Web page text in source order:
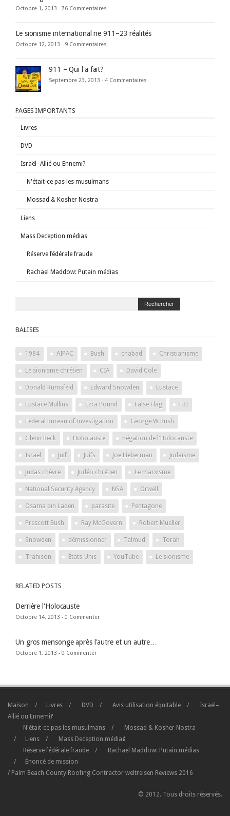
Octobre 1, 2013 - 76 Commentaires
Le sionisme international ne 911–23 réalités
Octobre 12, 2013 - 9 Commentaires
911 – Qui l'a fait?
Septembre 23, 2013 - 4 Commentaires
PAGES IMPORTANTS
Livres
DVD
Israël–Allié ou Ennemi?
N'était-ce pas les musulmans
Mossad & Kosher Nostra
Liens
Mass Deception médias
Réserve fédérale fraude
Rachael Maddow: Putain médias
BALISES
1984 AIPAC Bush chabad Christianisme
Le sionisme chrétien CIA David Cole
Donald Rumsfeld Edward Snowden Eustace
Eustace Mullins Ezra Pound False Flag FBI
Federal Bureau of Investigation George W Bush
Glenn Beck Holocauste négation de l'Holocauste
Israël Juif Juifs Joe Lieberman Judaïsme
Judas chèvre Judéo chrétien Le marxisme
National Security Agency NSA Orwell
Osama bin Laden parasite Pentagone
Prescott Bush Ray McGovern Robert Mueller
Snowden démissionner Talmud Torah
Trahison États-Unis YouTube Le sionisme
RELATED POSTS
Derrière l'Holocauste
Octobre 14, 2013 - 0 Commenter
Un gros mensonge après l'autre et un autre…
Octobre 1, 2013 - 0 Commenter
Maison Livres DVD Avis utilisation équitable
Israël–
Allié ou Ennemi?
N'était-ce pas les musulmans
Mossad & Kosher Nostra
Liens
Mass Deception médias
Réserve fédérale fraude
Rachael Maddow: Putain médias
Énoncé de mission
/ Palm Beach County Roofing Contractor weltreisen Reviews 2016
© 2012. Tous droits réservés.